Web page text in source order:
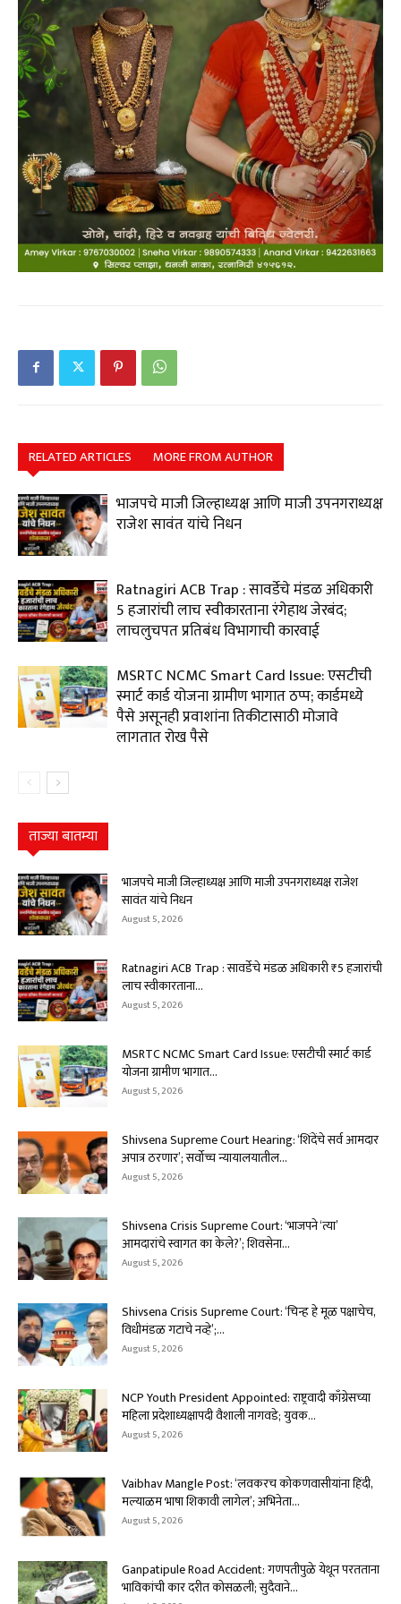
RELATED ARTICLES MORE FROM AUTHOR
भाजपचे माजी जिल्हाध्यक्ष आणि माजी उपनगराध्यक्ष
राजेश सावंत यांचे निधन
Ratnagiri ACB Trap : सावर्डेचे मंडळ अधिकारी
₹5 हजारांची लाच स्वीकारताना रंगेहाथ जेरबंद;
लाचलुचपत प्रतिबंध विभागाची कारवाई
MSRTC NCMC Smart Card Issue: एसटीची
स्मार्ट कार्ड योजना ग्रामीण भागात ठप्प; कार्डमध्ये
पैसे असूनही प्रवाशांना तिकीटासाठी मोजावे
लागतात रोख पैसे
ताज्या बातम्या
भाजपचे माजी जिल्हाध्यक्ष आणि माजी उपनगराध्यक्ष राजेश
सावंत यांचे निधन
August 5, 2026
Ratnagiri ACB Trap : सावर्डेचे मंडळ अधिकारी ₹5 हजारांची
लाच स्वीकारताना...
August 5, 2026
MSRTC NCMC Smart Card Issue: एसटीची स्मार्ट कार्ड
योजना ग्रामीण भागात...
August 5, 2026
Shivsena Supreme Court Hearing: ‘शिंदेंचे सर्व आमदार
अपात्र ठरणार’; सर्वोच्च न्यायालयातील...
August 5, 2026
Shivsena Crisis Supreme Court: ‘भाजपने ‘त्या’
आमदारांचे स्वागत का केले?’; शिवसेना...
August 5, 2026
Shivsena Crisis Supreme Court: ‘चिन्ह हे मूळ पक्षाचेच,
विधीमंडळ गटाचे नव्हे’;...
August 5, 2026
NCP Youth President Appointed: राष्ट्रवादी काँग्रेसच्या
महिला प्रदेशाध्यक्षापदी वैशाली नागवडे; युवक...
August 5, 2026
Vaibhav Mangle Post: ‘लवकरच कोकणवासीयांना हिंदी,
मल्याळम भाषा शिकावी लागेल’; अभिनेता...
August 5, 2026
Ganpatipule Road Accident: गणपतीपुळे येथून परतताना
भाविकांची कार दरीत कोसळली; सुदैवाने...